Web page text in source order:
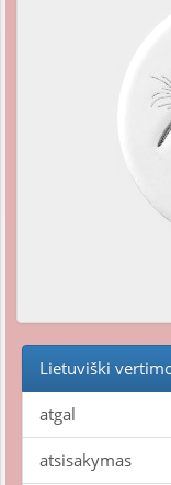
Lietuviški
atgal
atsisakymas